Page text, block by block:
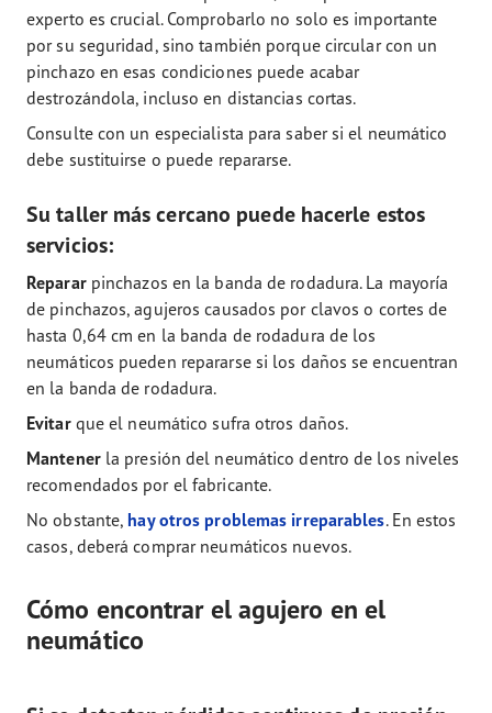
experto es crucial. Comprobarlo no solo es importante
por su seguridad, sino también porque circular con un
pinchazo en esas condiciones puede acabar
destrozándola, incluso en distancias cortas.
Consulte con un especialista para saber si el neumático
debe sustituirse o puede repararse.
Su taller más cercano puede hacerle estos
servicios:
Reparar pinchazos en la banda de rodadura. La mayoría
de pinchazos, agujeros causados por clavos o cortes de
hasta 0,64 cm en la banda de rodadura de los
neumáticos pueden repararse si los daños se encuentran
en la banda de rodadura.
Evitar que el neumático sufra otros daños.
Mantener la presión del neumático dentro de los niveles
recomendados por el fabricante.
No obstante, hay otros problemas irreparables. En estos
casos, deberá comprar neumáticos nuevos.
Cómo encontrar el agujero en el
neumático